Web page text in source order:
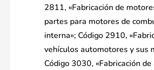
2811, «Fabricación de
partes para motores de
interna»; Código 2910,
vehículos automotores y sus
Código 3030, «Fabricación